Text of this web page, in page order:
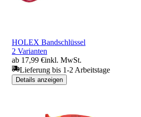
HOLEX Bandschlüssel
2 Varianten
ab 17,99 €inkl. MwSt.
Lieferung bis 1-2 Arbeitstage
Details anzeigen